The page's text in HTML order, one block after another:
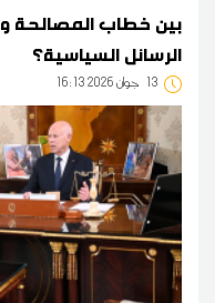
بين خطاب المصالحة
الرسائل السياسية؟
13 16:13 2026 جوان